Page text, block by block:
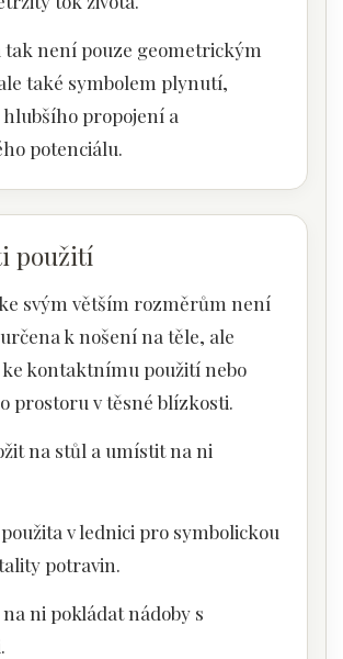
tak není pouze geometrickým
také symbolem plynutí,
propojení a
potenciálu.
použití
svým větším rozměrům není
k nošení na těle, ale
kontaktnímu použití nebo
prostoru v těsné blízkosti.
na stůl a umístit na ni
v lednici pro symbolickou
potravin.
na ni pokládat nádoby s